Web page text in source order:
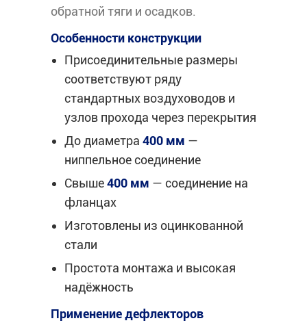
обратной тяги и осадков.
Особенности конструкции
Присоединительные размеры
соответствуют ряду
стандартных воздуховодов и
узлов прохода через перекрытия
До диаметра 400 мм —
ниппельное соединение
Свыше400 мм — соединение на
фланцах
Изготовлены из оцинкованной
стали
Простота монтажа и высокая
надёжность
Применение дефлекторов